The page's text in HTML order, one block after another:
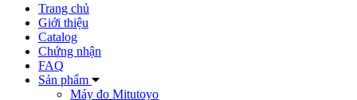
Trang chủ
Giới thiệu
Catalog
Chứng nhận
FAQ
Sản phẩm
Máy đo Mitutoyo